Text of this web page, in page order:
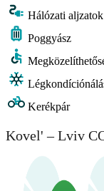
Hálózati aljzatok
Poggyász
Kerékpár
Kovel' – Lviv